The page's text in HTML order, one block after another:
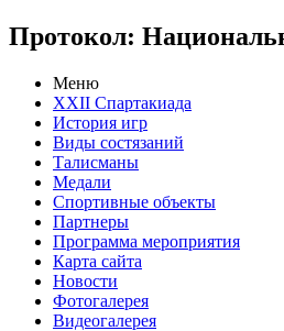
Протокол:
Меню
XXII Спартакиада
История игр
Виды состязаний
Талисманы
Медали
Спортивные объекты
Партнеры
Программа мероприятия
Карта сайта
Новости
Фотогалерея
Видеогалерея